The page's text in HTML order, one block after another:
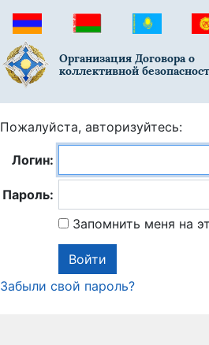
Организация Договора о
коллективной
Пожалуйста, авторизуйтесь:
Логин:
Пароль:
Запомнить меня на
Забыли свой пароль?